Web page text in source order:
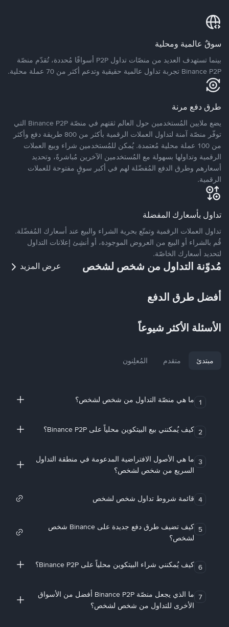
سوقٌ عالمية ومحلية
بينما تستهدف العديد من منصّات تداول P2P أسواقًا مُحددة، تُقدّم منصّة
Binance P2P تجربة تداول عالمية حقيقية وتدعم أكثر من 70 عملة محلية.
طرق دفع مرنة
يضع ملايين المُستخدمين حول العالم ثقتهم في منصّة Binance P2P التي
توفّر منصّة آمنة لتداول العملات الرقمية بأكثر من 800 طريقة دفع وأكثر
من 100 عملة محلية مُعتمدة. يُمكن للمُستخدمين شراء وبيع العملات
الرقمية وتداولها بسهولة مع المُستخدمين الآخرين مُباشرةً، وتحديد
أسعارهم وطرق الدفع المُفضّلة لهم في أكبر سوقٍ مفتوحة للعملات
الرقمية.
تداول بأسعارك المفضلة
تداول العملات الرقمية وتمتّع بحرية الشراء والبيع عند أسعارك المُفضّلة.
قُم بالشراء أو البيع من العروض الموجودة، أو أنشِئ إعلانات التداول
لتحديد أسعارك الخاصّة.
مُدوّنة التداول من شخص لشخص عرض المزيد
أفضل طرق الدفع
الأسئلة الأكثر شيوعاً
مبتدئ متقدم المُعلِنون
1 ما هي منصّة التداول من شخص لشخص؟
2 كيف يُمكنني بيع البيتكوين محلياً على Binance P2P؟
3 ما هي الأصول الافتراضية المدعومة في منطقة التداول
السريع من شخص لشخص؟
4 قائمة شروط تداول شخص لشخص
5
كيف تضيف طرق دفع جديدة على Binance شخص
لشخص؟
6 كيف يُمكنني شراء البيتكوين محلياً على Binance P2P؟
7
ما الذي يجعل منصّة Binance P2P أفضل من الأسواق
الأخرى للتداول من شخص لشخص؟